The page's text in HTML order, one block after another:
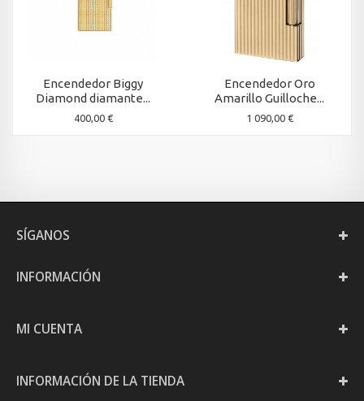
Encendedor Biggy
Diamond diamante...
400,00 €
Encendedor Oro
Amarillo Guilloche...
1 090,00 €
SÍGANOS
INFORMACIÓN
MI CUENTA
INFORMACIÓN DE LA TIENDA